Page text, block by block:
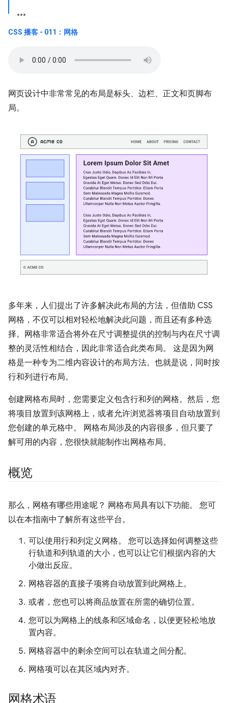
CSS 播客 - 011：网格
网页设计中非常常见的布局是标头、边栏、正文和页脚布
局。
多年来，人们提出了许多解决此布局的方法，但借助 CSS
网格，不仅可以相对轻松地解决此问题，而且还有多种选
择。网格非常适合将外在尺寸调整提供的控制与内在尺寸调
整的灵活性相结合，因此非常适合此类布局。 这是因为网
格是一种专为二维内容设计的布局方法。也就是说，同时按
行和列进行布局。
创建网格布局时，您需要定义包含行和列的网格。然后，您
将项目放置到该网格上，或者允许浏览器将项目自动放置到
您创建的单元格中。 网格布局涉及的内容很多，但只要了
解可用的内容，您很快就能制作出网格布局。
概览
那么，网格有哪些用途呢？ 网格布局具有以下功能。 您可
以在本指南中了解所有这些平台。
可以使用行和列定义网格。 您可以选择如何调整这些
行轨道和列轨道的大小，也可以让它们根据内容的大
小做出反应。
网格容器的直接子项将自动放置到此网格上。
或者，您也可以将商品放置在所需的确切位置。
您可以为网格上的线条和区域命名，以便更轻松地放
置内容。
网格容器中的剩余空间可以在轨道之间分配。
网格项可以在其区域内对齐。
网格术语